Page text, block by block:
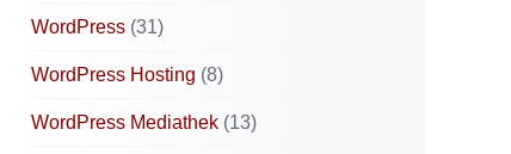
WordPress (31)
WordPress Hosting (8)
WordPress Mediathek (13)